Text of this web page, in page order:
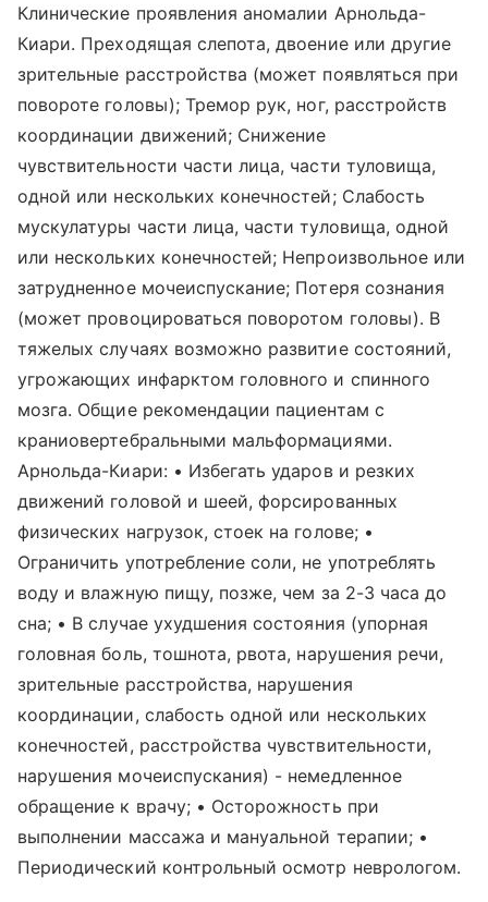
Клинические проявления аномалии Арнольда-
Киари. Преходящая слепота, двоение или другие
зрительные расстройства (может появляться при
повороте головы); Тремор рук, ног, расстройств
координации движений; Снижение
чувствительности части лица, части туловища,
одной или нескольких конечностей; Слабость
мускулатуры части лица, части туловища, одной
или нескольких конечностей; Непроизвольное или
затрудненное мочеиспускание; Потеря сознания
(может провоцироваться поворотом головы). В
тяжелых случаях возможно развитие состояний,
угрожающих инфарктом головного и спинного
мозга. Общие рекомендации пациентам с
краниовертебральными мальформациями.
Арнольда-Киари: • Избегать ударов и резких
движений головой и шеей, форсированных
физических нагрузок, стоек на голове; •
Ограничить употребление соли, не употреблять
воду и влажную пищу, позже, чем за 2-3 часа до
сна; • В случае ухудшения состояния (упорная
головная боль, тошнота, рвота, нарушения речи,
зрительные расстройства, нарушения
координации, слабость одной или нескольких
конечностей, расстройства чувствительности,
нарушения мочеиспускания) - немедленное
обращение к врачу; • Осторожность при
выполнении массажа и мануальной терапии; •
Периодический контрольный осмотр неврологом.